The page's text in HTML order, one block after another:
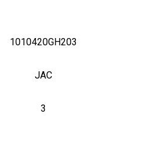
1010420GH203
JAC
3